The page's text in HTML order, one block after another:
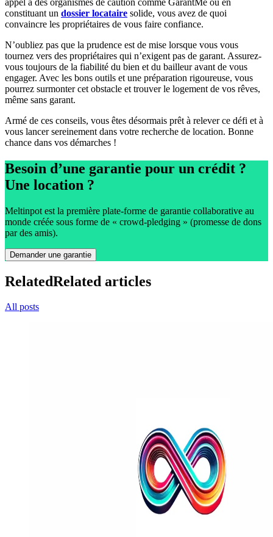
constituant un dossier locataire solide, vous avez de quoi
convaincre les propriétaires de vous faire confiance.
N’oubliez pas que la prudence est de mise lorsque vous vous
tournez vers des propriétaires qui n’exigent pas de garant. Assurez-
vous toujours de la fiabilité du bien et du bailleur avant de vous
engager. Avec les bons outils et une préparation rigoureuse, vous
pourrez surmonter cet obstacle et trouver le logement de vos rêves,
même sans garant.
Armé de ces conseils, vous êtes désormais prêt à relever ce défi et à
vous lancer sereinement dans votre recherche de location. Bonne
chance dans vos démarches !
Besoin d’une garantie pour un crédit ?
Une location ?
Meltinpot est la première plate-forme de garantie collaborative au
monde créée sous forme de « crowd-pledging » (promesse de dons
par des amis).
Demander une garantie
RelatedRelated articles
All posts